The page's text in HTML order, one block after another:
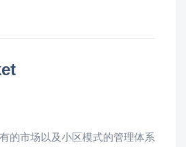
市场以及小区模式的管理体系